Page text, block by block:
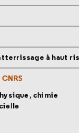
à haut
chimie